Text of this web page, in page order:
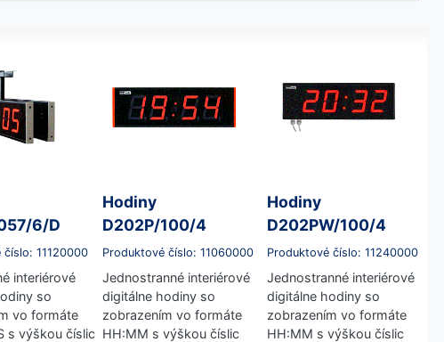
6/D
číslo: 11120000
interiérové
so
vo formáte
s výškou číslic
Hodiny
D202P/100/4
Produktové číslo: 11060000
Jednostranné interiérové
digitálne hodiny so
zobrazením vo formáte
HH:MM s výškou číslic
Hodiny
D202PW/100/4
Produktové číslo: 11240000
Jednostranné interiérové
digitálne hodiny so
zobrazením vo formáte
HH:MM s výškou číslic